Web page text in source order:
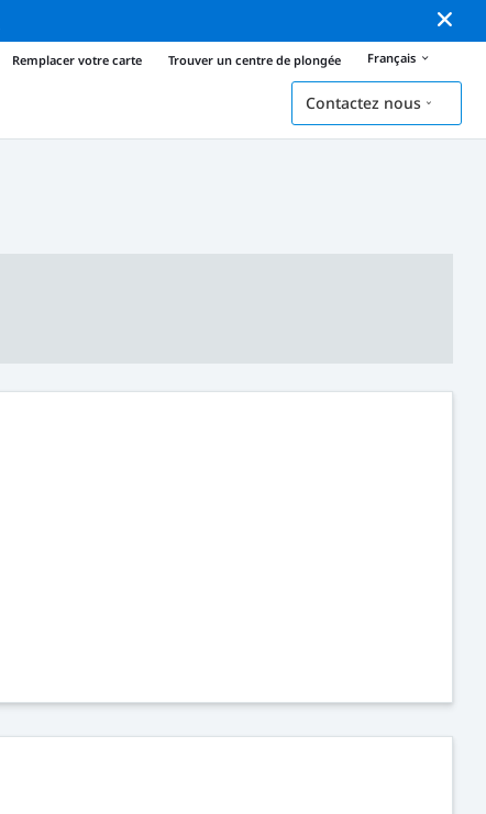
Remplacer votre carte Trouver un centre de plongée Français
Contactez nous